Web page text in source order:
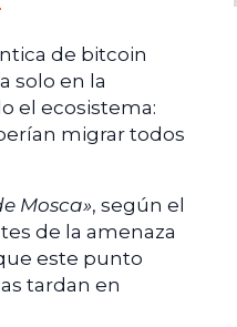
de bitcoin
solo en la
el ecosistema:
migrar todos
Mosca», según el
de la amenaza
este punto
tardan en